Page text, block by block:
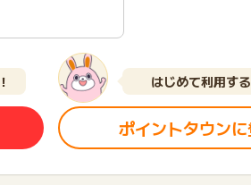
はじめて利用す
ポイントタウン